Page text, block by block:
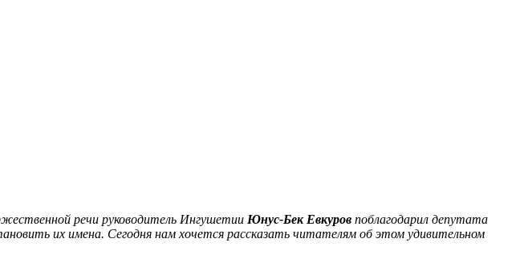
речи руководитель Ингушетии Юнус-Бек Евкуров поблагодарил депутата
их имена. Сегодня нам хочется рассказать читателям об этом удивительном